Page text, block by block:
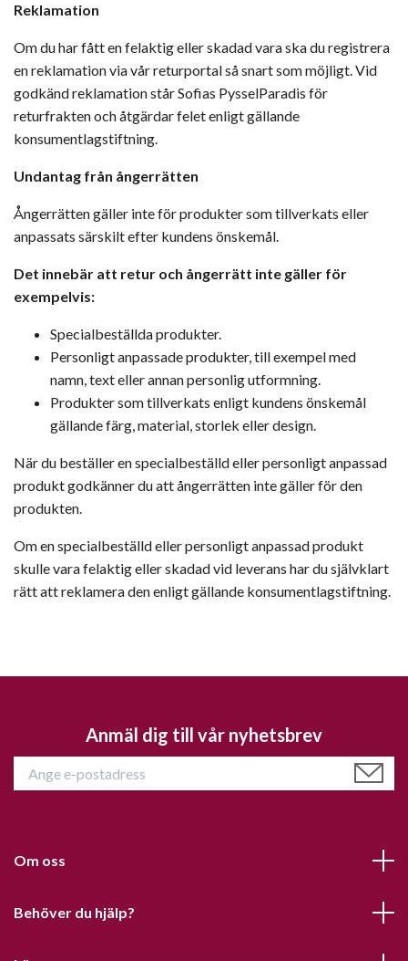
Reklamation
Om du har fått en felaktig eller skadad vara ska du registrera
en reklamation via vår returportal så snart som möjligt. Vid
godkänd reklamation står Sofias PysselParadis för
returfrakten och åtgärdar felet enligt gällande
konsumentlagstiftning.
Undantag från ångerrätten
Ångerrätten gäller inte för produkter som tillverkats eller
anpassats särskilt efter kundens önskemål.
Det innebär att retur och ångerrätt inte gäller för
exempelvis:
Specialbeställda produkter.
Personligt anpassade produkter, till exempel med
namn, text eller annan personlig utformning.
Produkter som tillverkats enligt kundens önskemål
gällande färg, material, storlek eller design.
När du beställer en specialbeställd eller personligt anpassad
produkt godkänner du att ångerrätten inte gäller för den
produkten.
Om en specialbeställd eller personligt anpassad produkt
skulle vara felaktig eller skadad vid leverans har du självklart
rätt att reklamera den enligt gällande konsumentlagstiftning.
Anmäl dig till vår nyhetsbrev
Om oss
Behöver du hjälp?